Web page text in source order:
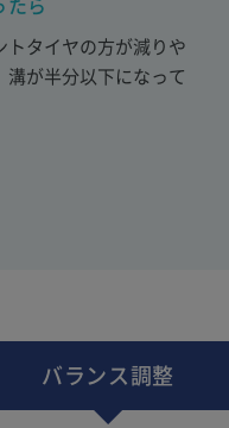
タイヤの方が減りや
が半分以下になって
バランス調整